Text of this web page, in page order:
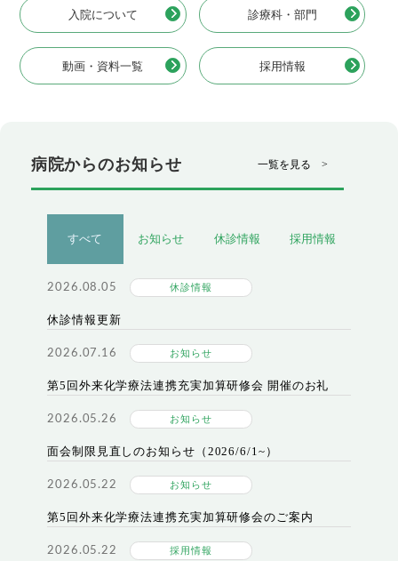
入院について
動画・資料一覧
診療科・部門
採用情報
病院からのお知らせ 一覧を見る >
すべて
2026.08.05 休診情報
休診情報更新
2026.07.16 お知らせ
第5回外来化学療法連携充実加算研修会 開催のお礼
2026.05.26 お知らせ
面会制限見直しのお知らせ（2026/6/1~）
2026.05.22 お知らせ
第5回外来化学療法連携充実加算研修会のご案内
2026.05.22 採用情報
お知らせ 休診情報 採用情報